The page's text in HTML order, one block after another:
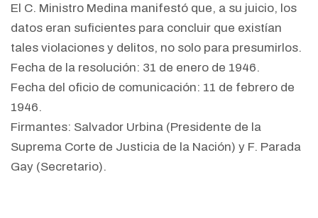
El C. Ministro Medina manifestó que, a su juicio, los
datos eran suficientes para concluir que existían
tales violaciones y delitos, no solo para presumirlos.
Fecha de la resolución: 31 de enero de 1946.
Fecha del oficio de comunicación: 11 de febrero de
1946.
Firmantes: Salvador Urbina (Presidente de la
Suprema Corte de Justicia de la Nación) y F. Parada
Gay (Secretario).